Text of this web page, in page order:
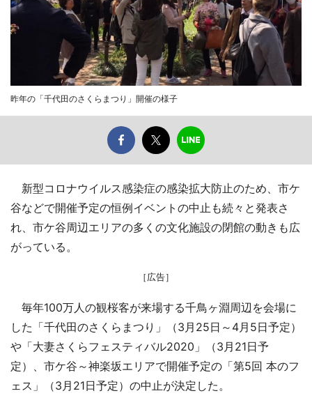
昨年の「千代田のさくらまつり」開催の様子
新型コロナウイルス感染症の感染拡大防止のため、市ケ
谷などで開催予定の恒例イベントの中止も続々と発表さ
れ、市ケ谷周辺エリアの多くの文化施設の閉館の動きも広
がっている。
［広告］
毎年100万人の観桜客が来場する千鳥ヶ淵周辺を会場に
した「千代田のさくらまつり」（3月25日～4月5日予定）
や「大妻さくらフェスティバル2020」（3月21日予
定）、市ケ谷～神楽坂エリアで開催予定の「第5回 本のフ
ェス」（3月21日予定）の中止が決定した。